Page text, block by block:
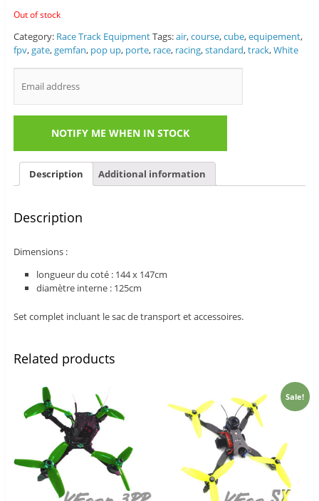
Out of stock
Category: Race Track EquipmentTags:air,course,cube,equipement,
fpv,gate,gemfan, pop up, porte, race, racing,standard,track,White
Description Additional information
Description
Dimensions :
longueur du coté : 144 x 147cm
diamètre interne : 125cm
Set complet incluant le sac de transport et accessoires.
Related products
Sale!